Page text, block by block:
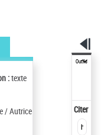
:texte
/ Autrice
Outils
Citer